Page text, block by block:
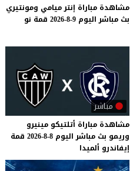
مشاهدة مباراة إنترميامي ومونتيري
بث مباشر اليوم 9-8-2026 قمة نو
مباشر
مشاهدة مباراة أتلتيكو مينيرو
وريمو بث مباشر اليوم 8-8-2026
قمة
إيفاندرو ألميدا